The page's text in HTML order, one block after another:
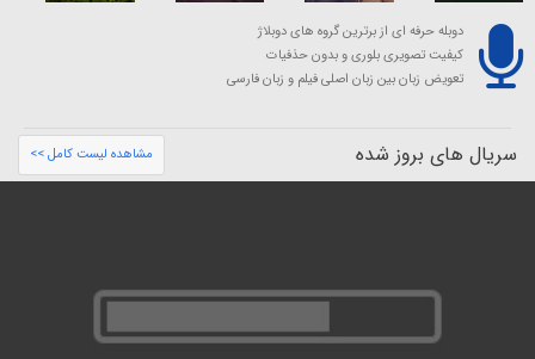
دوبله حرفه ای از برترین گروه های دوبلاژ
کیفیت تصویری بلوری و بدون حذفیات
تعویض زبان بین زبان اصلی فیلم و زبان فارسی
سریال های بروز شده مشاهده لیست کامل >>